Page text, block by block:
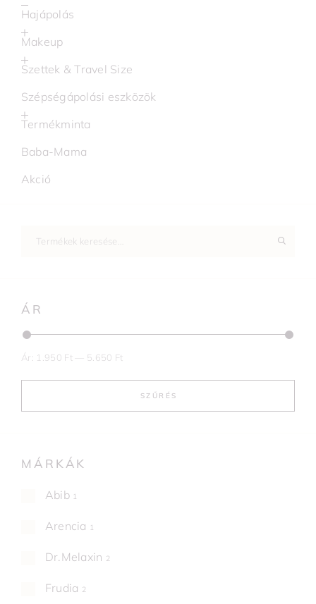
Hajápolás
Makeup
Szettek & Travel Size
Szépségápolási eszközök
Termékminta
Baba-Mama
Akció
ÁR
SZŰRÉS
Ár: 1.950 Ft 5.650 Ft
MÁRKÁK
Abib 1
Arencia 1
Dr.Melaxin 2
Frudia 2